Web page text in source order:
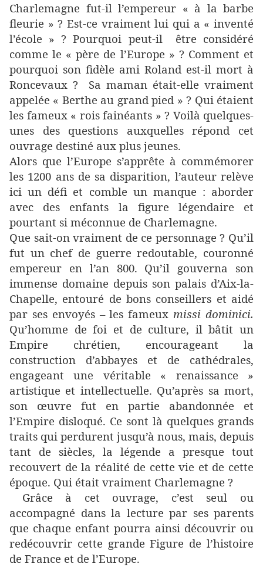
Charlemagne fut-il l’empereur « à la barbe
fleurie » ? Est-ce vraiment lui qui a « inventé
l’école » ? Pourquoi peut-il
être considéré
comme le « père de l’Europe » ? Comment et
pourquoi son fidèle ami Roland est-il mort à
Roncevaux ?
Sa maman était-elle vraiment
appelée « Berthe au grand pied » ? Qui étaient
les fameux « rois fainéants » ? Voilà quelques-
unes des questions auxquelles répond cet
ouvrage destiné aux plus jeunes.
Alors que l’Europe s’apprête à commémorer
les 1200 ans de sa disparition, l’auteur relève
ici un défi et comble un manque : aborder
avec des enfants la figure légendaire et
pourtant si méconnue de Charlemagne.
Que sait-on vraiment de ce personnage ? Qu’il
fut un chef de guerre redoutable, couronné
empereur en l’an 800. Qu’il gouverna son
immense domaine depuis son palais d’Aix-la-
Chapelle, entouré de bons conseillers et aidé
par ses envoyés – les fameux missi dominici.
Qu’homme de foi et de culture, il bâtit un
Empire chrétien, encourageant la
construction d’abbayes et de cathédrales,
engageant une véritable « renaissance »
artistique et intellectuelle. Qu’après sa mort,
son œuvre fut en partie abandonnée et
l’Empire disloqué. Ce sont là quelques grands
traits qui perdurent jusqu’à nous, mais, depuis
tant de siècles, la légende a presque tout
recouvert de la réalité de cette vie et de cette
époque. Qui était vraiment Charlemagne ?
Grâce à cet ouvrage, c’est seul ou
accompagné dans la lecture par ses parents
que chaque enfant pourra ainsi découvrir ou
redécouvrir cette grande Figure de l’histoire
de France et de l’Europe.